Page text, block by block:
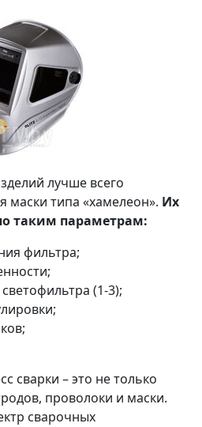
лучше всего
маски типа «хамелеон». Их
таким параметрам:
фильтра;
(1-3);
сварки – это не только
проволоки и маски.
сварочных